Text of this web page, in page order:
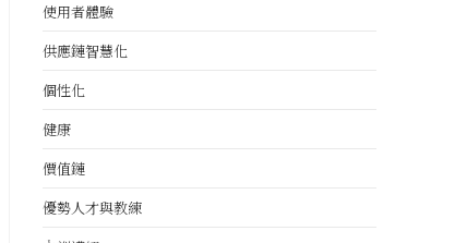
使用者體驗
供應鏈智慧化
個性化
健康
價值鏈
優勢人才與教練